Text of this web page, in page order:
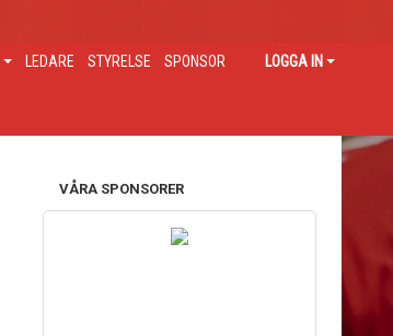
LEDARE STYRELSE SPONSOR LOGGA IN
VÅRA SPONSORER